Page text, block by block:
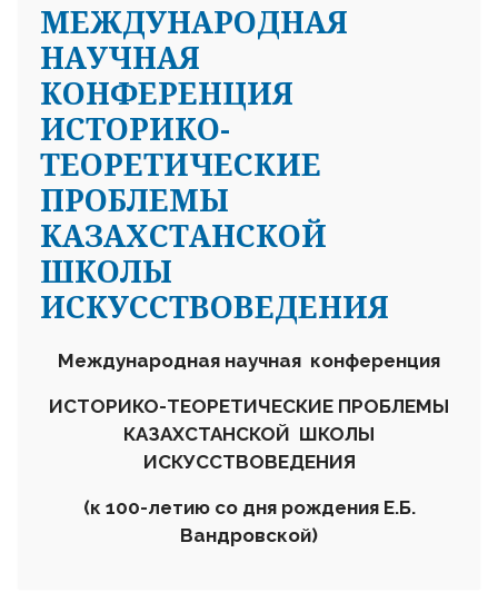
МЕЖДУНАРОДНАЯ
НАУЧНАЯ
КОНФЕРЕНЦИЯ
ИСТОРИКО-
ТЕОРЕТИЧЕСКИЕ
ПРОБЛЕМЫ
КАЗАХСТАНСКОЙ
ШКОЛЫ
ИСКУССТВОВЕДЕНИЯ
Международная научная конференция
ИСТОРИКО-ТЕОРЕТИЧЕСКИЕ ПРОБЛЕМЫ
КАЗАХСТАНСКОЙ ШКОЛЫ
ИСКУССТВОВЕДЕНИЯ
(к 100-летию со дня рождения Е.Б.
Вандровской)